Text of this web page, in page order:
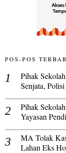
POS-POS
Pihak
Senjata,
Pihak
Yayasan
MA Tolak
Lahan Eks